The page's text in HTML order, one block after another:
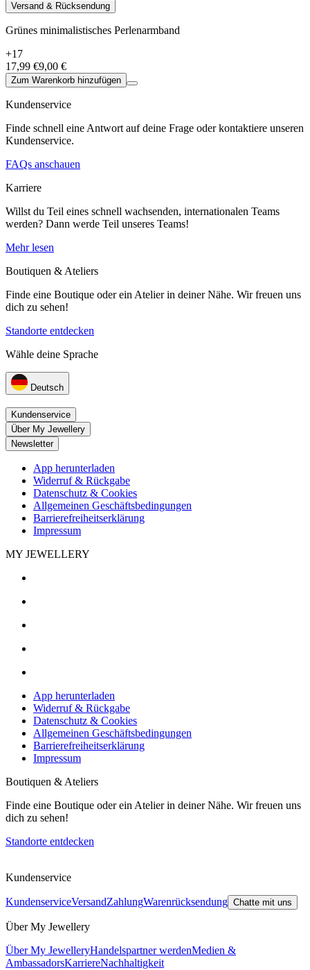
Versand & Rücksendung
Grünes minimalistisches Perlenarmband
+17
17,99 €9,00 €
Zum Warenkorb hinzufügen
Kundenservice
Finde schnell eine Antwort auf deine Frage oder kontaktiere unseren
Kundenservice.
FAQs anschauen
Karriere
Willst du Teil eines schnell wachsenden, internationalen Teams
werden? Dann werde Teil unseres Teams!
Mehr lesen
Boutiquen & Ateliers
Finde eine Boutique oder ein Atelier in deiner Nähe. Wir freuen uns
dich zu sehen!
Standorte entdecken
Wähle deine Sprache
Deutsch
Kundenservice
Über My Jewellery
Newsletter
App herunterladen
Widerruf & Rückgabe
Datenschutz & Cookies
Allgemeinen Geschäftsbedingungen
Barrierefreiheitserklärung
Impressum
MY JEWELLERY
App herunterladen
Widerruf & Rückgabe
Datenschutz & Cookies
Allgemeinen Geschäftsbedingungen
Barrierefreiheitserklärung
Impressum
Boutiquen & Ateliers
Finde eine Boutique oder ein Atelier in deiner Nähe. Wir freuen uns
dich zu sehen!
Standorte entdecken
Kundenservice
KundenserviceVersandZahlungWarenrücksendung Chatte mit uns
Über My Jewellery
Über My JewelleryHandelspartner werdenMedien &
AmbassadorsKarriereNachhaltigkeit